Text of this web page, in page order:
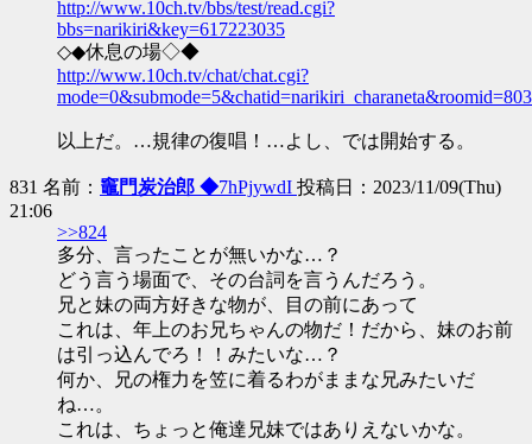
http://www.10ch.tv/bbs/test/read.cgi?
bbs=narikiri&key=617223035
◇◆休息の場◇◆
http://www.10ch.tv/chat/chat.cgi?
以上だ。…規律の復唱！…よし、では開始する。
831 名前： 竈門炭治郎 ◆7hPjywdI 投稿日：2023/11/09(Thu)
21:06
>>824
多分、言ったことが無いかな…？
どう言う場面で、その台詞を言うんだろう。
兄と妹の両方好きな物が、目の前にあって
これは、年上のお兄ちゃんの物だ！だから、妹のお前
は引っ込んでろ！！みたいな…？
何か、兄の権力を笠に着るわがままな兄みたいだ
ね…。
これは、ちょっと俺達兄妹ではありえないかな。